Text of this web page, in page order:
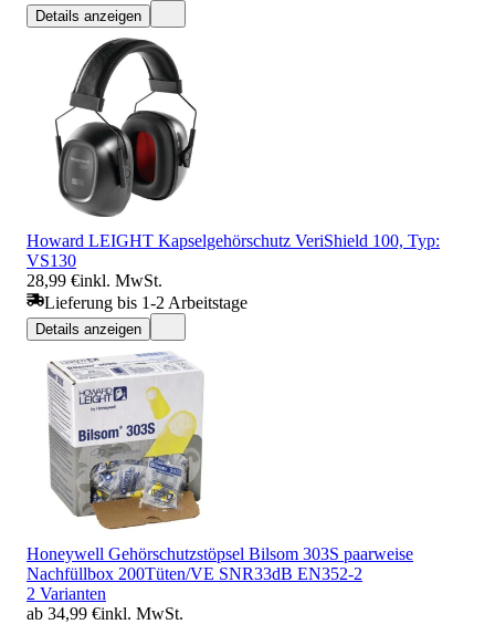
Details anzeigen
Howard LEIGHT Kapselgehörschutz VeriShield 100, Typ:
VS130
28,99 €inkl. MwSt.
Lieferung bis 1-2 Arbeitstage
Details anzeigen
Honeywell Gehörschutzstöpsel Bilsom 303S paarweise
Nachfüllbox 200Tüten/VE SNR33dB EN352-2
2 Varianten
ab 34,99 €inkl. MwSt.